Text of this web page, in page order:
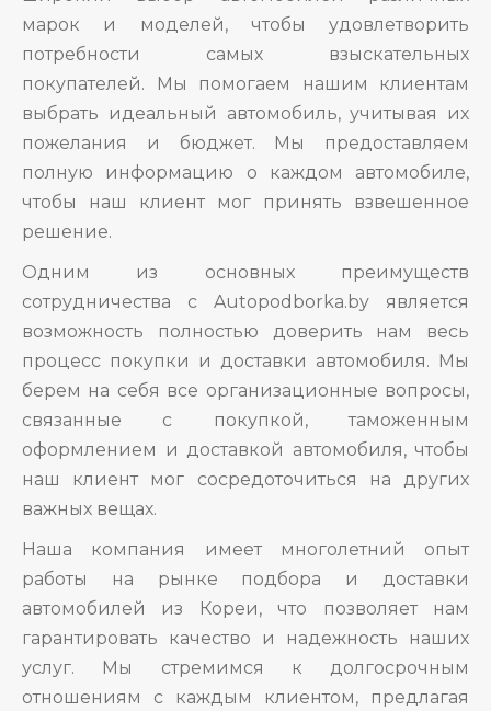
марок и моделей, чтобы удовлетворить
потребности самых взыскательных
покупателей. Мы помогаем нашим клиентам
выбрать идеальный автомобиль, учитывая их
пожелания и бюджет. Мы предоставляем
полную информацию о каждом автомобиле,
чтобы наш клиент мог принять взвешенное
решение.
Одним из основных преимуществ
сотрудничества с Autopodborka.by является
возможность полностью доверить нам весь
процесс покупки и доставки автомобиля. Мы
берем на себя все организационные вопросы,
связанные с покупкой, таможенным
оформлением и доставкой автомобиля, чтобы
наш клиент мог сосредоточиться на других
важных вещах.
Наша компания имеет многолетний опыт
работы на рынке подбора и доставки
автомобилей из Кореи, что позволяет нам
гарантировать качество и надежность наших
услуг. Мы стремимся к долгосрочным
отношениям с каждым клиентом, предлагая